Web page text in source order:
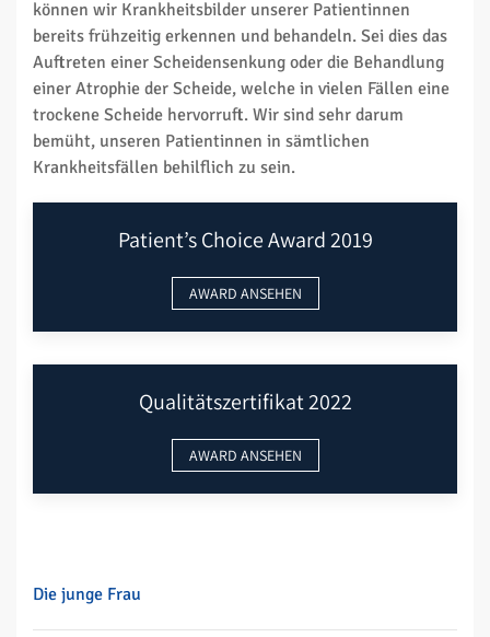
können wir Krankheitsbilder unserer Patientinnen
bereits frühzeitig erkennen und behandeln. Sei dies das
Auftreten einer Scheidensenkung oder die Behandlung
einer Atrophie der Scheide, welche in vielen Fällen eine
trockene Scheide hervorruft. Wir sind sehr darum
bemüht, unseren Patientinnen in sämtlichen
Krankheitsfällen behilflich zu sein.
Patient’s Choice Award 2019
AWARD ANSEHEN
Qualitätszertifikat 2022
AWARD ANSEHEN
Die junge Frau